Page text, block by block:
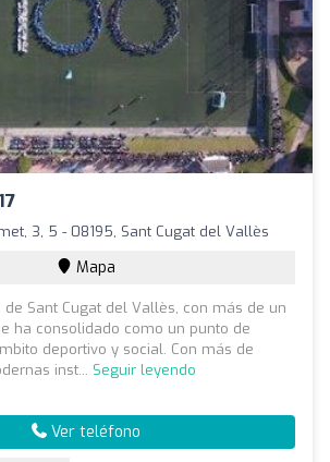
3, 5 - 08195, Sant Cugat del Vallès
Mapa
de Sant Cugat del Vallès, con más de un
ha consolidado como un punto de
deportivo y social. Con más de
inst... Seguir leyendo
Ver teléfono